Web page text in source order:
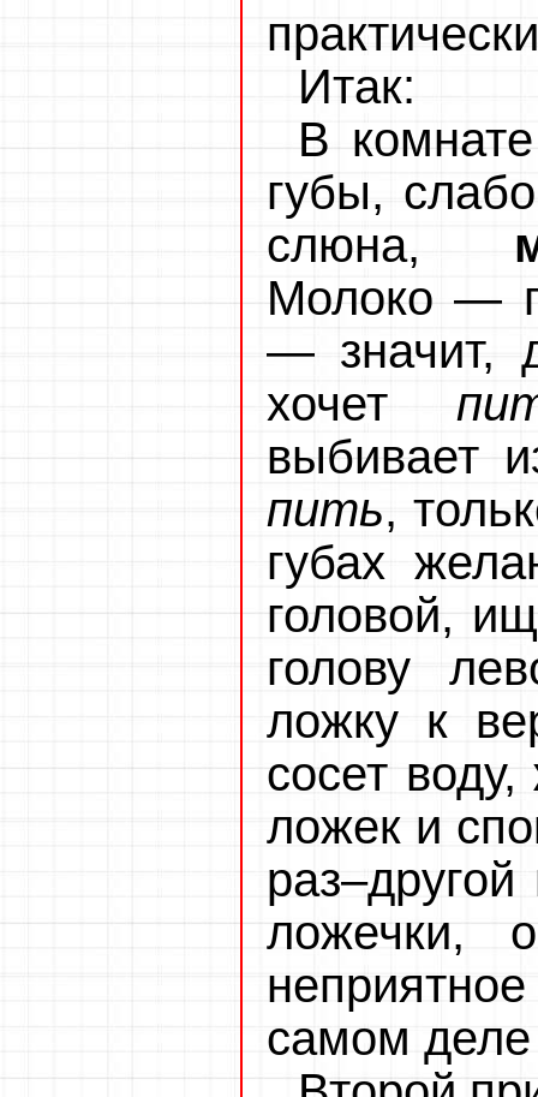
Итак:
В
губы,
слюна,
Молоко —
— значит,
хочет
выбивает
пить,
губах
головой,
голову
ложку к
сосет
ложек и
ложечки,
самом